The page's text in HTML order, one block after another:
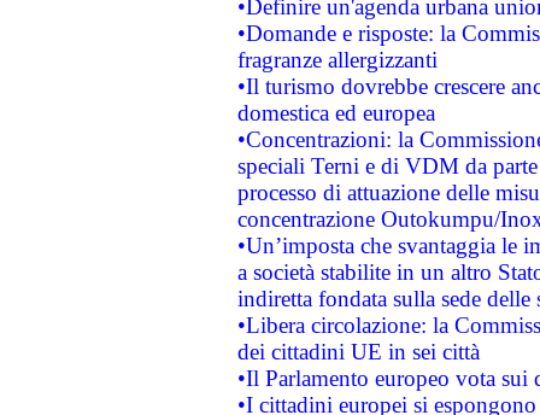
•Definire un'agenda urbana
•Domande e risposte: la
fragranze allergizzanti
•Il turismo dovrebbe crescere
domestica ed europea
•Concentrazioni: la
speciali Terni e di VDM da
processo di attuazione delle
concentrazione Outokumpu/
•Un’imposta che svantaggia le
a società stabilite in un altro
indiretta fondata sulla sede delle
•Libera circolazione: la
dei cittadini UE in sei città
•Il Parlamento europeo vota sui
•I cittadini europei si